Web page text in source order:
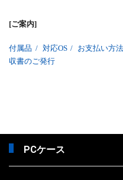
[ご案内]
付属品 / 対応OS / お支払い方法
収書のご発行
PCケース